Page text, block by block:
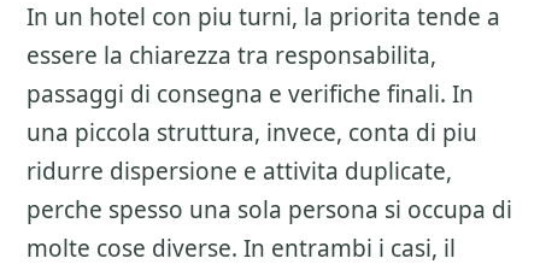
In un hotel con piu turni, la priorita tende a
essere la chiarezza tra responsabilita,
passaggi di consegna e verifiche finali. In
una piccola struttura, invece, conta di piu
ridurre dispersione e attivita duplicate,
perche spesso una sola persona si occupa di
molte cose diverse. In entrambi i casi, il